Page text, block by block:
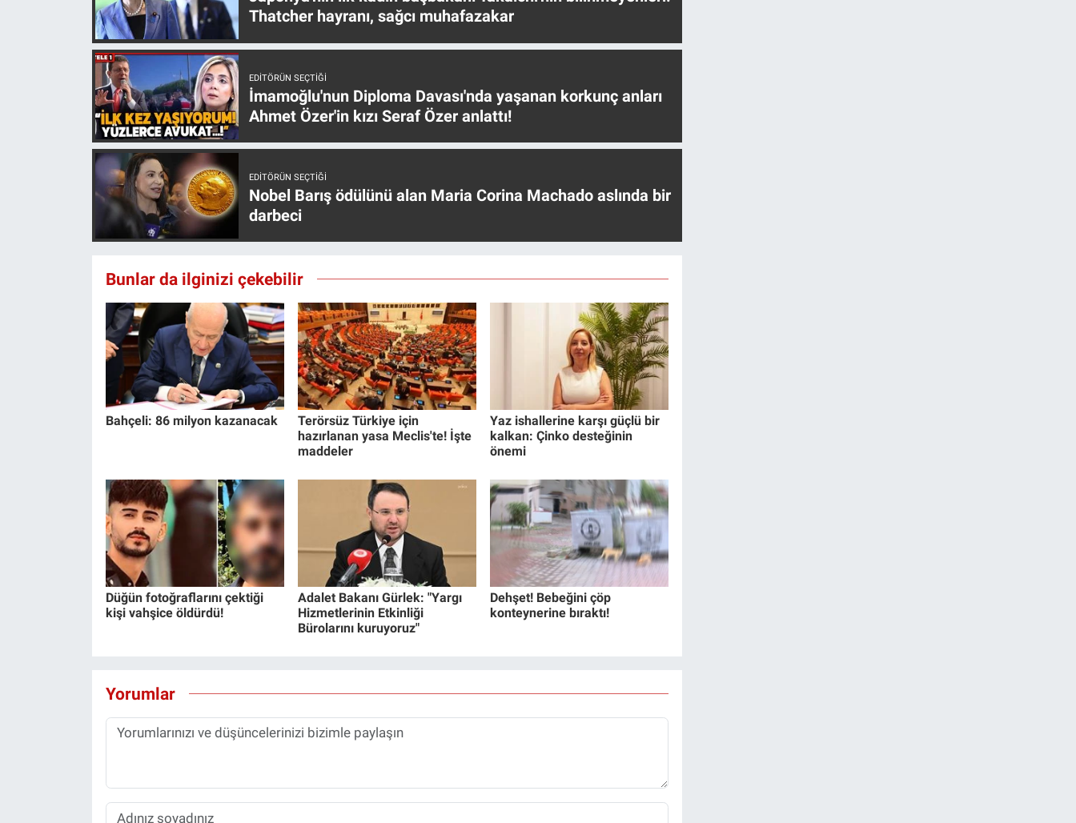
Thatcher hayranı, sağcı muhafazakar
EDITÖRÜN SEÇTIĞI
İmamoğlu'nun Diploma Davası'nda yaşanan korkunç anları
Ahmet Özer'in kızı Seraf Özer anlattı!
EDITÖRÜN SEÇTIĞI
Nobel Barış ödülünü alan Maria Corina Machado aslında bir
darbeci
Bunlar da ilginizi çekebilir
Bahçeli: 86 milyon kazanacak
Terörsüz Türkiye için
hazırlanan yasa Meclis'te! İşte
maddeler
Yaz ishallerine karşı güçlü bir
kalkan: Çinko desteğinin
önemi
Düğün fotoğraflarını çektiği
kişi vahşice öldürdü!
Adalet Bakanı Gürlek: "Yargı
Hizmetlerinin Etkinliği
Bürolarını kuruyoruz"
Dehşet! Bebeğini çöp
konteynerine bıraktı!
Yorumlar